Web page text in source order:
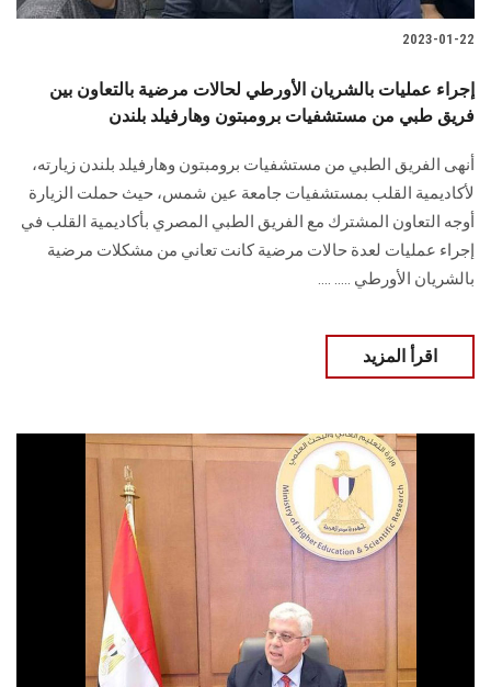
2023-01-22
إجراء عمليات بالشريان الأورطي لحالات مرضية بالتعاون بين
فريق طبي من مستشفيات برومبتون وهارفيلد بلندن
أنهى الفريق الطبي من مستشفيات برومبتون وهارفيلد بلندن زيارته،
لأكاديمية القلب بمستشفيات جامعة عين شمس، حيث حملت الزيارة
أوجه التعاون المشترك مع الفريق الطبي المصري بأكاديمية القلب في
إجراء عمليات لعدة حالات مرضية كانت تعاني من مشكلات مرضية
بالشريان الأورطي ..... ....
اقرأ المزيد